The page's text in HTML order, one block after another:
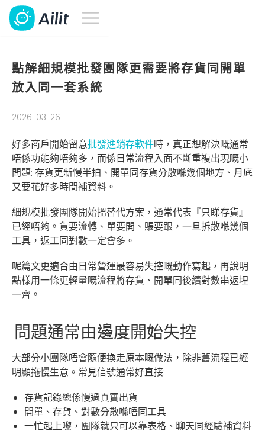
點解細規模批發團隊更需要將存貨同開單
放入同一套系統
2026-03-26
好多商戶開始留意批發進銷存軟件時，真正想解決嘅通常
唔係功能夠唔夠多，而係日常流程入面不斷重複出現嘅小
問題: 存貨更新慢半拍、開單同存貨分散喺幾個地方、月底
又要花好多時間補資料。
細規模批發團隊開始搵替代方案，通常代表『只睇存貨』
已經唔夠。貨要流轉、單要開、賬要跟，一旦拆散喺幾個
工具，返工同對數一定會多。
呢篇文更適合由日常營運最容易失控嘅動作寫起，再說明
點樣用一條更輕量嘅流程將存貨、開單同後續對數串返埋
一齊。
問題通常由邊度開始失控
大部分小團隊唔會隨便換走原本嘅做法，除非舊流程已經
明顯拖慢生意。常見信號通常好直接:
存貨記錄總係慢過真實出貨
開單、存貨、對數分散喺唔同工具
一忙起上嚟，團隊就只可以靠表格、聊天同經驗補資料